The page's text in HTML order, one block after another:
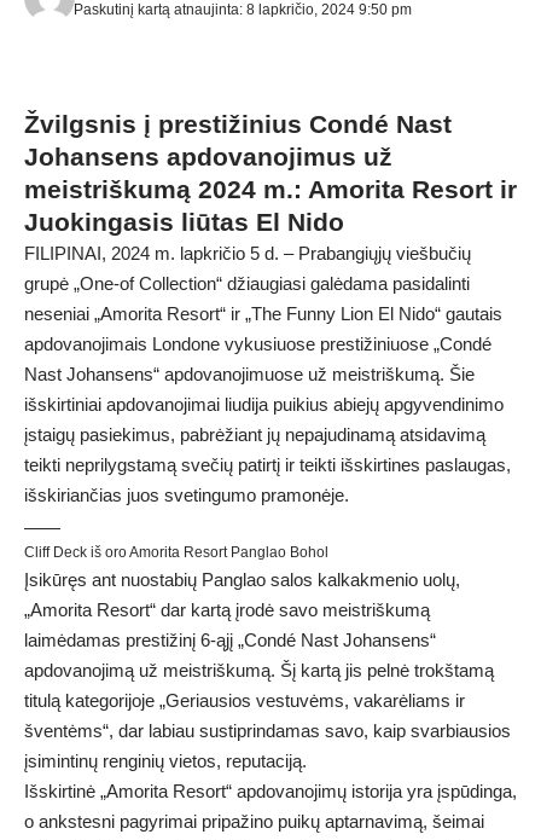
Paskutinį kartą atnaujinta: 8 lapkričio, 2024 9:50 pm
Žvilgsnis į prestižinius Condé Nast
Johansens apdovanojimus už
meistriškumą 2024 m.: Amorita Resort ir
Juokingasis liūtas El Nido
FILIPINAI, 2024 m. lapkričio 5 d. – Prabangiųjų viešbučių
grupė „One-of Collection“ džiaugiasi galėdama pasidalinti
neseniai „Amorita Resort“ ir „The Funny Lion El Nido“ gautais
apdovanojimais Londone vykusiuose prestižiniuose „Condé
Nast Johansens“ apdovanojimuose už meistriškumą. Šie
išskirtiniai apdovanojimai liudija puikius abiejų apgyvendinimo
įstaigų pasiekimus, pabrėžiant jų nepajudinamą atsidavimą
teikti neprilygstamą svečių patirtį ir teikti išskirtines paslaugas,
išskiriančias juos svetingumo pramonėje.
Cliff Deck iš oro Amorita Resort Panglao Bohol
Įsikūręs ant nuostabių Panglao salos kalkakmenio uolų,
„Amorita Resort“ dar kartą įrodė savo meistriškumą
laimėdamas prestižinį 6-ąjį „Condé Nast Johansens“
apdovanojimą už meistriškumą. Šį kartą jis pelnė trokštamą
titulą kategorijoje „Geriausios vestuvėms, vakarėliams ir
šventėms“, dar labiau sustiprindamas savo, kaip svarbiausios
įsimintinų renginių vietos, reputaciją.
Išskirtinė „Amorita Resort“ apdovanojimų istorija yra įspūdinga,
o ankstesni pagyrimai pripažino puikų aptarnavimą, šeimai